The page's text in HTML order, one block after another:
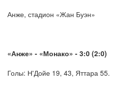
Анже, стадион «Жан Буэн»
«Анже» - «Монако» - 3:0 (2:0)
Голы: Н'Дойе 19, 43, Яттара 55.